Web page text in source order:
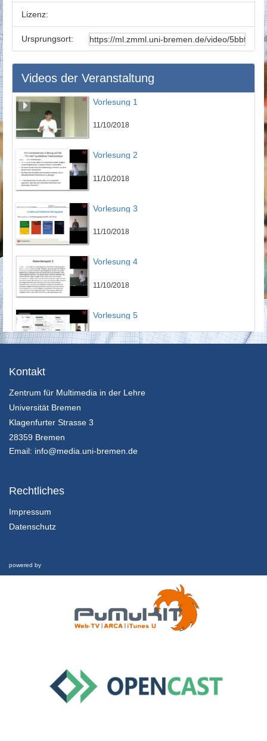
Lizenz:
Ursprungsort:
Videos der Veranstaltung
Vorlesung 1
11/10/2018
Vorlesung 2
11/10/2018
Vorlesung 3
11/10/2018
Vorlesung 4
11/10/2018
Vorlesung 5
11/10/2018
11/10/2018
Kontakt
Zentrum für Multimedia in der Lehre
Universität Bremen
Klagenfurter Strasse 3
28359 Bremen
Email: info@media.uni-bremen.de
Rechtliches
Impressum
Datenschutz
powered by